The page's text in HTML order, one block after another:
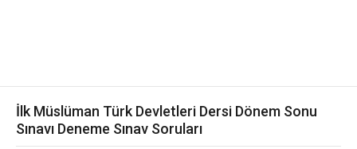
İlk Müslüman Türk Devletleri Dersi Dönem Sonu
Sınavı Deneme Sınav Soruları